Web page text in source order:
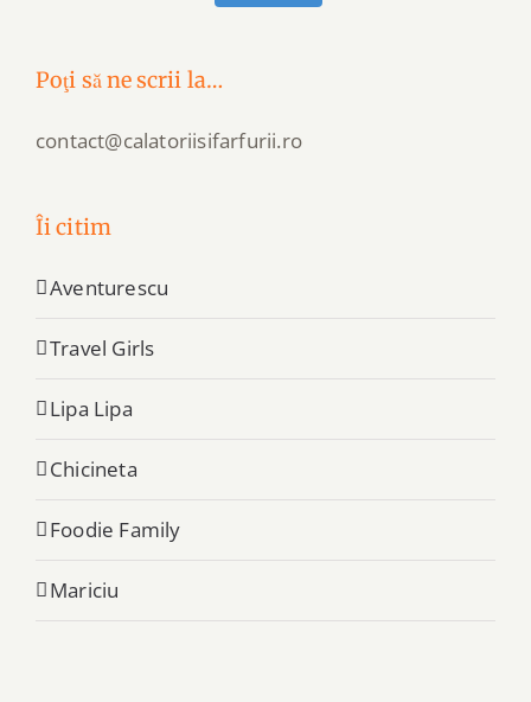
Poţi să ne scrii la…
contact@calatoriisifarfurii.ro
Îi citim
Aventurescu
Travel Girls
Lipa Lipa
Chicineta
Foodie Family
Mariciu